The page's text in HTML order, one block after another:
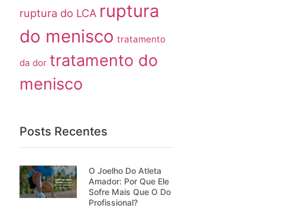
ruptura do LCA ruptura
do menisco tratamento
da dor tratamento do
menisco
Posts Recentes
O Joelho Do Atleta
Amador: Por Que Ele
Sofre Mais Que O Do
Profissional?